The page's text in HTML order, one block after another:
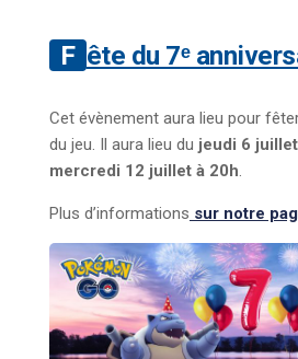
Fête du 7ᵉ
Cet évènement aura lieu pour
du jeu. Il aura lieu du jeudi 6
mercredi 12 juillet à 20h.
Plus d’informations sur notre